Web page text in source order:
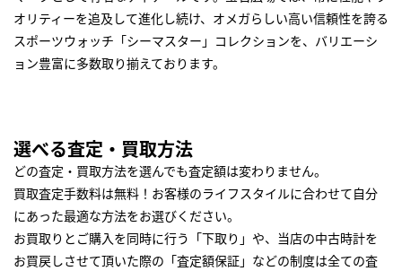
オリティーを追及して進化し続け、オメガらしい高い信頼性を誇る
スポーツウォッチ「シーマスター」コレクションを、バリエーシ
ョン豊富に多数取り揃えております。
選べる査定・買取方法
どの査定・買取方法を選んでも査定額は変わりません。
買取査定手数料は無料！お客様のライフスタイルに合わせて自分
にあった最適な方法をお選びください。
お買取りとご購入を同時に行う「下取り」や、当店の中古時計を
お買戻しさせて頂いた際の「査定額保証」などの制度は全ての査